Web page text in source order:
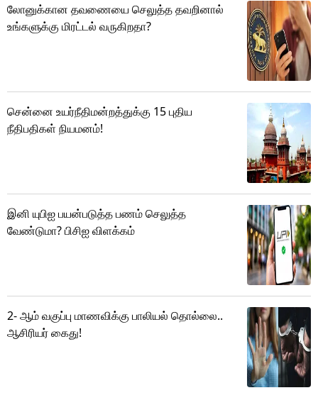
லோனுக்கான தவணையை செலுத்த தவறினால்
உங்களுக்கு மிரட்டல் வருகிறதா?
சென்னை உயர்நீதிமன்றத்துக்கு 15 புதிய
நீதிபதிகள் நியமனம்!
இனி யுபிஐ பயன்படுத்த பணம் செலுத்த
வேண்டுமா? பிசிஐ விளக்கம்
2- ஆம் வகுப்பு மாணவிக்கு பாலியல் தொல்லை..
ஆசிரியர் கைது!